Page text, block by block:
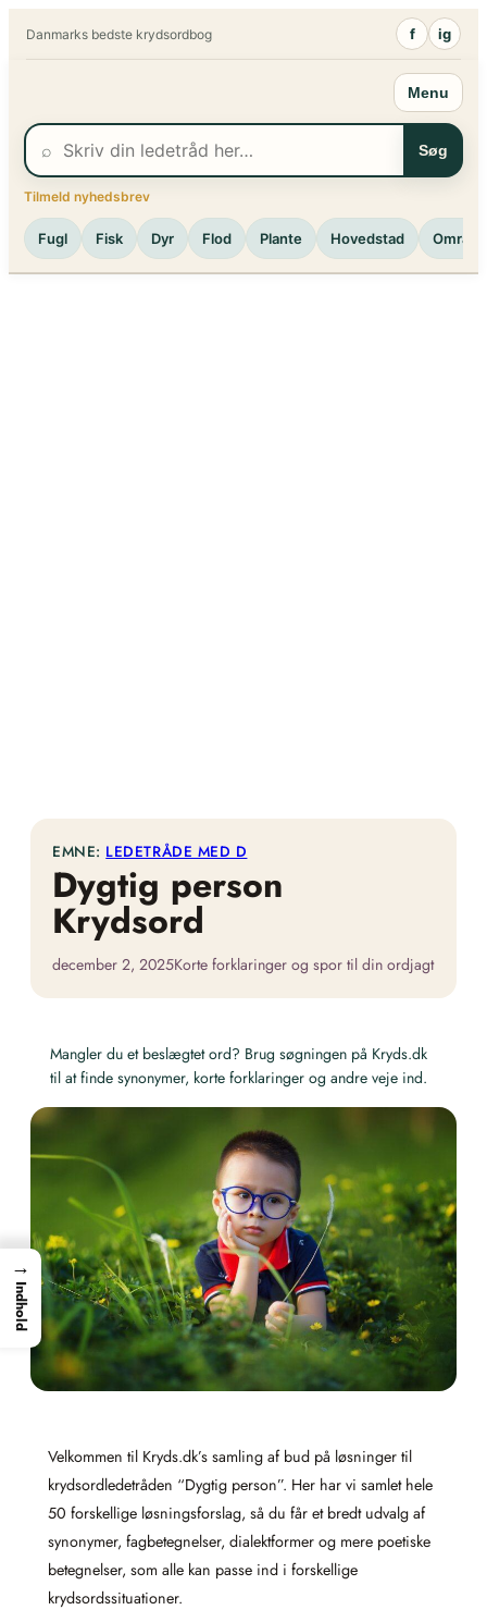
Danmarks bedste krydsordbog f ig
Menu
⌕ Søg
Tilmeld nyhedsbrev
Fugl Fisk Dyr Flod Plante Hovedstad Område
EMNE: LEDETRÅDE MED D
Dygtig person
Krydsord
december 2, 2025Korte forklaringer og spor til din ordjagt
Mangler du et beslægtet ord? Brug søgningen på Kryds.dk
til at finde synonymer, korte forklaringer og andre veje ind.
Velkommen til Kryds.dk’s samling af bud på løsninger til
krydsordledetråden “Dygtig person”. Her har vi samlet hele
50 forskellige løsningsforslag, så du får et bredt udvalg af
synonymer, fagbetegnelser, dialektformer og mere poetiske
betegnelser, som alle kan passe ind i forskellige
krydsordssituationer.
→
Indhold